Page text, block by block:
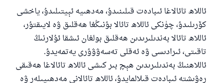
ئاللاھ تائالاغا ئىبادەت قىلىنىدۇ، مەدھىيە ئېيتىلىدۇ، ياخشى
كۆرىلىدۇ، چۈنكى ئاللاھ تائالا بۇنىڭغا ھەقلىق ۋە لايىقتۇر،
ئاللاھ تائالا بەندىلىرىدىن ھەقلىق بولغان ئىشقا ئۇلارنىڭ
تاقىتى، ئىرادىسى ۋە ئەقلى تەسەۋۋۇرى يەتمەيدۇ.
ئاللاھنىڭ بەندىلىرىدىن ھېچ بىر كىشى ئاللاھ تائالاغا ھەقىقى
رەۋىشتە ئىبادەت قىلالمايدۇ، ئاللاھ تائالانى مەدھىيىلەر ۋە